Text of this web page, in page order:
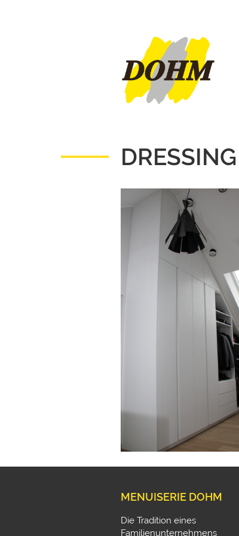
DRESSING
MENUISERIE DOHM
Die Tradition eines
Familienunternehmens